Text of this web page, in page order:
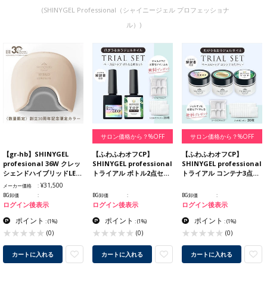
(SHINYGEL Professional（シャイニージェル プロフェッショナ
ル）)
【gr-hb】SHINYGEL
profesional 36W クレッ
シェンドハイブリッドLE…
メーカー価格 ¥31,500
BG卸価
ログイン後表示
ポイント :(1%)
(0)
カートに入れる
サロン価格から？%OFF
【ふわふわオフCP】
SHINYGEL professional
トライアル ボトル2点セ…
BG卸価
ログイン後表示
ポイント :(1%)
(0)
カートに入れる
サロン価格から？%OFF
【ふわふわオフCP】
SHINYGEL professional
トライアル コンテナ3点…
BG卸価
ログイン後表示
ポイント :(1%)
(0)
カートに入れる